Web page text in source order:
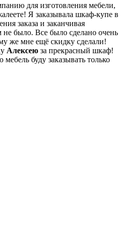
для изготовления мебели,
Я заказывала шкаф-купе в
заказа и заканчивая
было. Все было сделано очень
же мне ещё скидку сделали!
Алексею за прекрасный шкаф!
буду заказывать только